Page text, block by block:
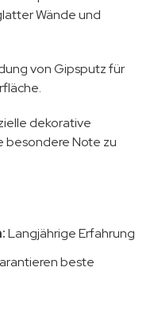
Wände und
von Gipsputz für
dekorative
besondere Note zu
Langjährige Erfahrung
beste